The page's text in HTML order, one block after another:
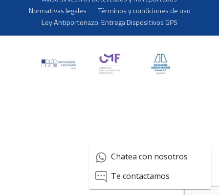
Chatea con nosotros
Te contactamos
Normativas legales
Términos y condiciones de uso
Ley Antiportonazo: Entrega Dispositivos GPS